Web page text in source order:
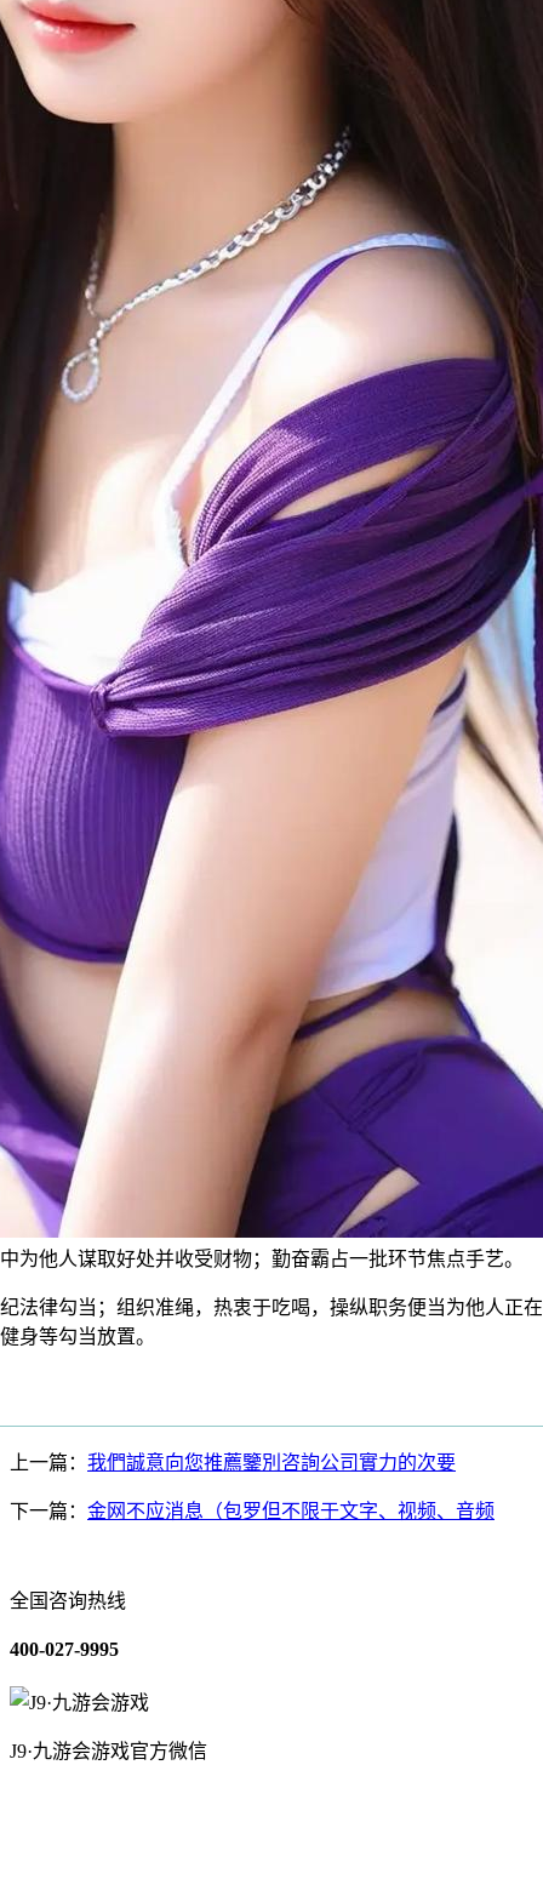
为他人谋取好处并收受财物；勤奋霸占一批环节焦点手艺。
律勾当；组织准绳，热衷于吃喝，操纵职务便当为他人正在
身等勾当放置。
上一篇： 我們誠意向您推薦鑒別咨詢公司實力的次要
下一篇： 金网不应消息（包罗但不限于文字、视频、音频
全国咨询热线
400-027-9995
J9·九游会游戏官方微信